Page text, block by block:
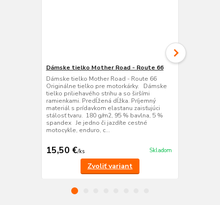
Dámske tielko Mother Road - Route 66
Dámske tielko Mother Road - Route 66
Originálne tielko pre motorkárky. Dámske
tielko priliehavého strihu a so širšími
ramienkami. Predĺžená dĺžka. Príjemný
materiál s prídavkom elastanu zaisťujúci
stálosť tvaru. 180 g/m2, 95 % bavlna, 5 %
spandex Je jedno či jazdíte cestné
motocykle, enduro, c...
15,50 €/ks Skladom
Zvoliť variant